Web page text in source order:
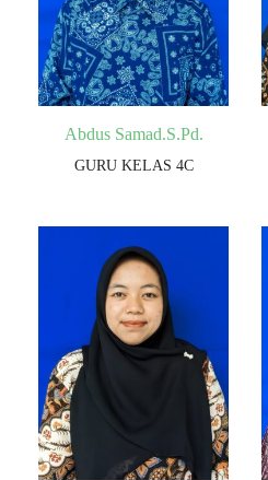
Abdus Samad.S.Pd.
GURU KELAS 4C